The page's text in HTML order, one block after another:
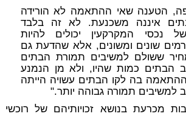
הטענה שאי ההתאמה לא הורידה
איננה משכנעת. לא זה בלבד
נכסי המקרקעין יכולים להיות
שונים ומשונים, אלא שהדעת גם
ששולם למשיבים תמורת הבתים
הבתים כמות שהיו, ולא מן הנמנע
בה לקו הבתים עשויה הייתה
למשיבים תמורה גבוהה יותר."
מכרעת בנושא זכויותיהם של רוכשי